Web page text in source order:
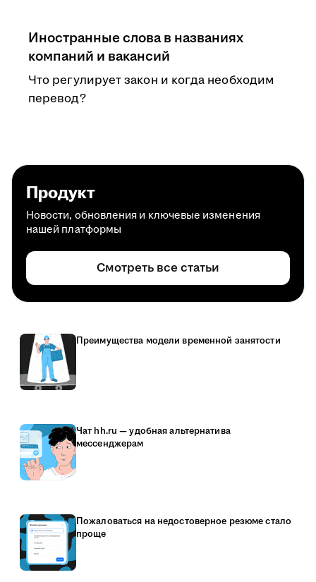
Иностранные слова в названиях
компаний и вакансий
Что регулирует закон и когда необходим
перевод?
Продукт
Новости, обновления и ключевые изменения
нашей платформы
Смотреть все статьи
Преимущества модели временной занятости
Чат hh.ru — удобная альтернатива
мессенджерам
Пожаловаться на недостоверное резюме стало
проще